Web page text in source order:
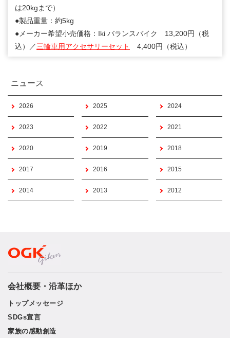
は20kgまで）
●製品重量：約5kg
●メーカー希望小売価格：Iki バランスバイク 13,200円（税
込）／三輪車用アクセサリーセット 4,400円（税込）
ニュース
2026 2025 2024
2023 2022 2021
2020 2019 2018
2017 2016 2015
2014 2013 2012
会社概要・沿革ほか
トップメッセージ
SDGs宣言
家族の感動創造